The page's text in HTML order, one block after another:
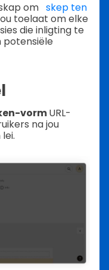
om skep ten
toelaat om elke
die inligting te
potensiële
vormURL-
na jou